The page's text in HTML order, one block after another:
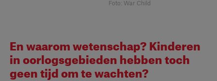
Foto: War Child
En waarom wetenschap? Kinderen
in oorlogsgebieden hebben toch
geen tijd om te wachten?